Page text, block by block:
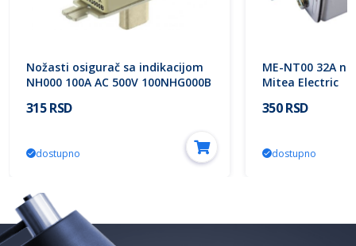
Nožasti osigurač sa indikacijom
NH000 100A AC 500V 100NHG000B
315 RSD
dostupno
ME-NT00 32A
Mitea Electric
350 RSD
dostupno